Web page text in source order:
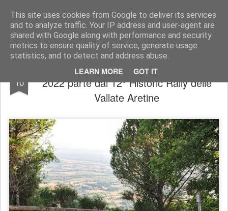
This site uses cookies from Google to deliver its services
and to analyze traffic. Your IP address and user-agent are
shared with Google along with performance and security
metrics to ensure quality of service, generate usage
statistics, and to detect and address abuse.
LEARN MORE GOT IT
AutoMotoCorse. Motorsport Random News 280912
10
Il Campionato Italiano Rally Auto Storiche
2022 parte dal 12° Historic Rally delle
Vallate Aretine